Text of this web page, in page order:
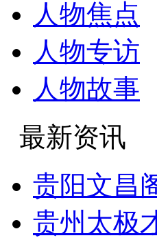
人物焦点
人物专访
人物故事
最新资讯
贵阳文昌
贵州太极